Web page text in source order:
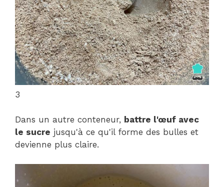
3
Dans un autre conteneur, battre l'œuf avec
le sucre jusqu'à ce qu'il forme des bulles et
devienne plus claire.